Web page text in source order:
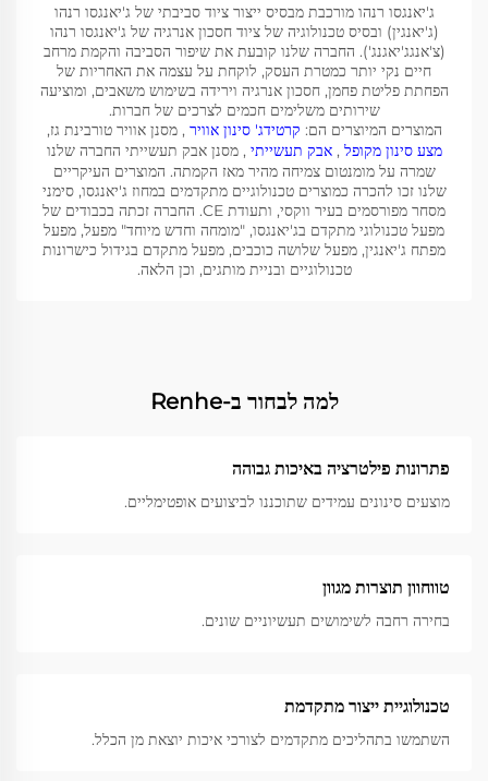
ג'יאנגסו רנהו מורכבת מבסיס ייצור ציוד סביבתי של ג'יאנגסו רנהו
(ג'יאנגין) ובסיס טכנולוגיה של ציוד חסכון אנרגיה של ג'יאנגסו רנהו
(צ'אנגג'יאגנג'). החברה שלנו קובעת את שיפור הסביבה והקמת מרחב
חיים נקי יותר כמטרת העסק, לוקחת על עצמה את האחריות של
הפחתת פליטת פחמן, חסכון אנרגיה וירידה בשימוש משאבים, ומוציעה
שירותים משלימים חכמים לצרכים של חברות.
המוצרים המיוצרים הם: קרטידג' סינון אוויר, מסנן אוויר טורבינת גז,
מצע סינון מקופל,אבק תעשייתי, מסנן אבק תעשייתי החברה שלנו
שמרה על מומנטום צמיחה מהיר מאז הקמתה. המוצרים העיקריים
שלנו זכו להכרה כמוצרים טכנולוגיים מתקדמים במחוז ג'יאנגסו, סימני
מסחר מפורסמים בעיר ווקסי, ותעודת CE. החברה זכתה בכבודים של
מפעל טכנולוגי מתקדם בג'יאנגסו, "מומחה וחדש מיוחד" מפעל, מפעל
מפתח ג'יאנגין, מפעל שלושה כוכבים, מפעל מתקדם בגידול כישרונות
טכנולוגיים ובניית מותגים, וכן הלאה.
למה לבחור ב-Renhe
פתרונות פילטרציה באיכות גבוהה
מוצעים סינונים עמידים שתוכננו לביצועים אופטימליים.
טווחוון תוצרות מגוון
בחירה רחבה לשימושים תעשיוניים שונים.
טכנולוגיית ייצור מתקדמת
השתמשו בתהליכים מתקדמים לצורכי איכות יוצאת מן הכלל.